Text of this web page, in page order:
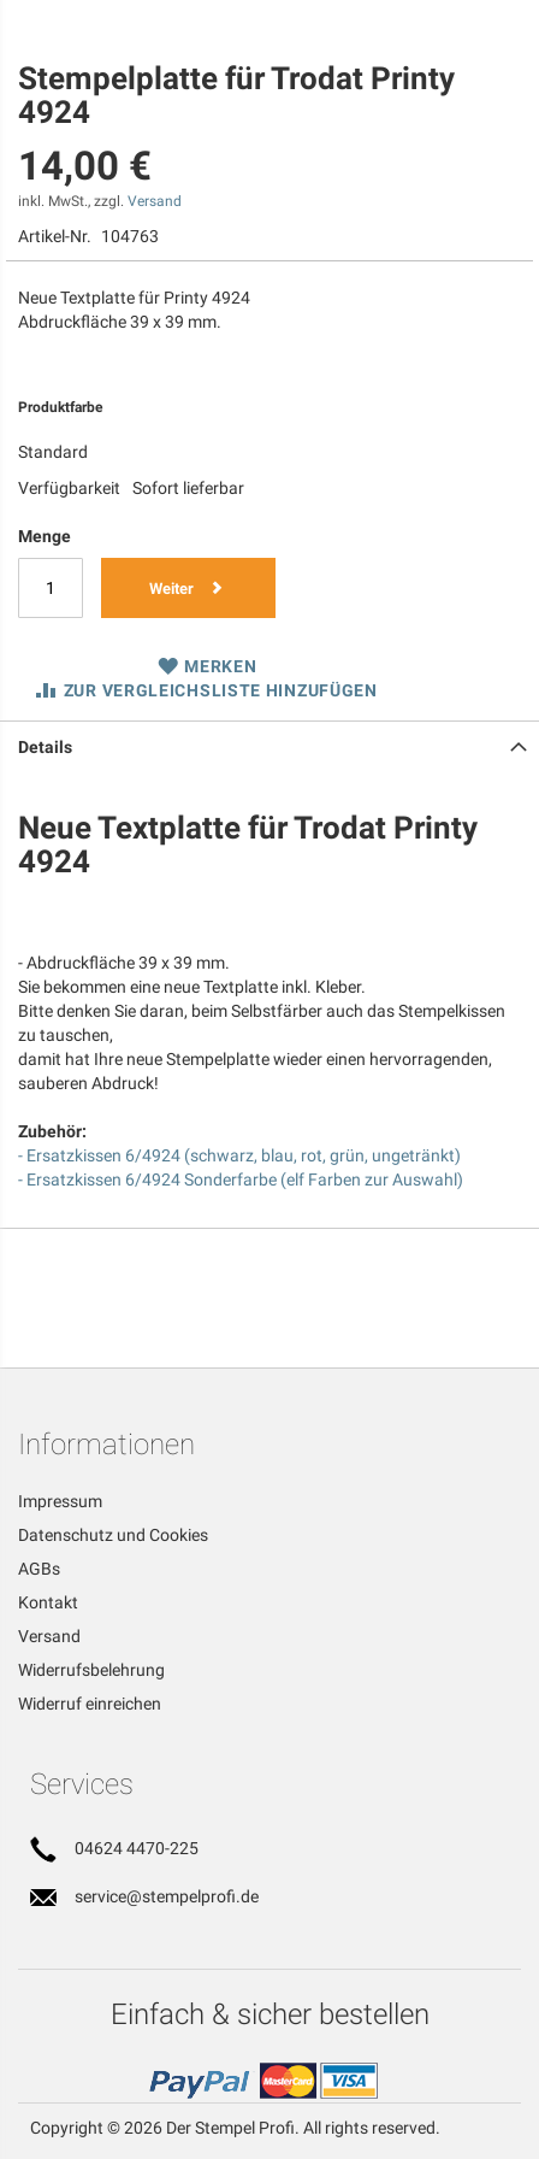
Zum
Anfang
der
springen
Stempelplatte für Trodat Printy
4924
14,00 €
inkl. MwSt., zzgl. Versand
Artikel-Nr. 104763
Neue Textplatte für Printy 4924
Abdruckfläche 39 x 39 mm.
Produktfarbe
Standard
Verfügbarkeit
Sofort lieferbar
Menge
Weiter
MERKEN
ZUR VERGLEICHSLISTE HINZUFÜGEN
Details
Neue Textplatte für Trodat Printy
4924
- Abdruckfläche 39 x 39 mm.
Sie bekommen eine neue Textplatte inkl. Kleber.
Bitte denken Sie daran, beim Selbstfärber auch das Stempelkissen
zu tauschen,
damit hat Ihre neue Stempelplatte wieder einen hervorragenden,
sauberen Abdruck!
Zubehör:
- Ersatzkissen 6/4924 (schwarz, blau, rot, grün, ungetränkt)
- Ersatzkissen 6/4924 Sonderfarbe (elf Farben zur Auswahl)
Informationen
Impressum
Datenschutz und Cookies
AGBs
Kontakt
Versand
Widerrufsbelehrung
Widerruf einreichen
Services
04624 4470-225
service@stempelprofi.de
Einfach & sicher bestellen
Copyright © 2026 Der Stempel Profi. All rights reserved.